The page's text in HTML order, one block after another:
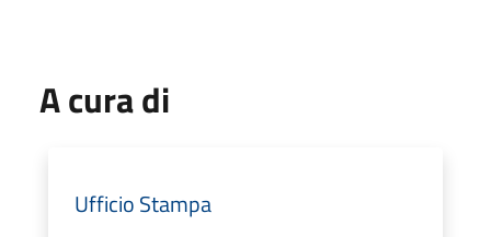
A cura di
Ufficio Stampa